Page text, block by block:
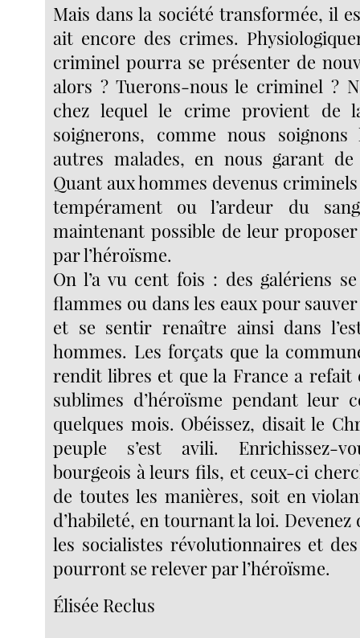
Mais dans la société transformée, il
ait encore des crimes.
criminel pourra se présenter de
alors ? Tuerons-nous le criminel ?
chez lequel le crime provient de
soignerons, comme nous
autres malades, en nous garant de
Quant aux hommes devenus
tempérament ou l’ardeur du
maintenant possible de leur
par l’héroïsme.
On l’a vu cent fois : des galériens
flammes ou dans les eaux pour
et se sentir renaître ainsi dans
hommes. Les forçats que la
rendit libres et que la France a refait
sublimes d’héroïsme pendant leur
quelques mois. Obéissez, disait le
peuple s’est avili. Enrichissez-
bourgeois à leurs fils, et ceux-ci
de toutes les manières, soit en
d’habileté, en tournant la loi. Devenez
les socialistes révolutionnaires et
pourront se relever par l’héroïsme.
Élisée Reclus